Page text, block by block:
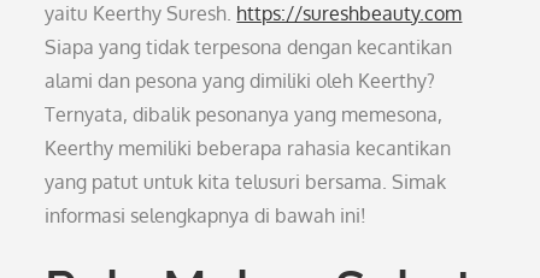
yaitu Keerthy Suresh. https://sureshbeauty.com
Siapa yang tidak terpesona dengan kecantikan
alami dan pesona yang dimiliki oleh Keerthy?
Ternyata, dibalik pesonanya yang memesona,
Keerthy memiliki beberapa rahasia kecantikan
yang patut untuk kita telusuri bersama. Simak
informasi selengkapnya di bawah ini!